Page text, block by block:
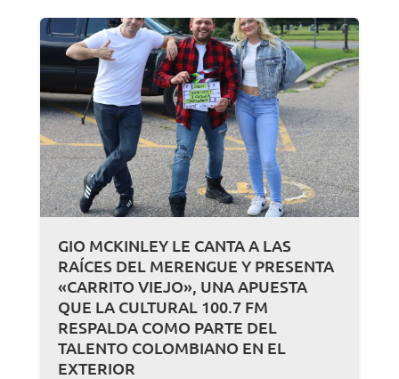
GIO MCKINLEY LE CANTA A LAS
RAÍCES DEL MERENGUE Y PRESENTA
«CARRITO VIEJO», UNA APUESTA
QUE LA CULTURAL 100.7 FM
RESPALDA COMO PARTE DEL
TALENTO COLOMBIANO EN EL
EXTERIOR